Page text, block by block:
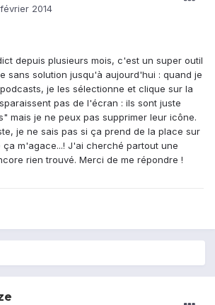
2014
depuis plusieurs mois, c'est un super outil
sans solution jusqu'à aujourd'hui : quand je
je les sélectionne et clique sur la
pas de l'écran : ils sont juste
mais je ne peux pas supprimer leur icône.
je ne sais pas si ça prend de la place sur
ça m'agace...! J'ai cherché partout une
rien trouvé. Merci de me répondre !